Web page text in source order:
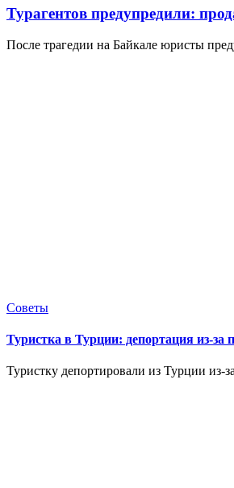
Турагентов предупредили:
После трагедии на Байкале юристы
Советы
Туристка в Турции: депортация из-
Туристку депортировали из Турции из-